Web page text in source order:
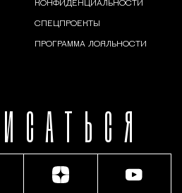
КОНФИДЕНЦИАЛЬНОСТИ
СПЕЦПРОЕКТЫ
ПРОГРАММА ЛОЯЛЬНОСТИ